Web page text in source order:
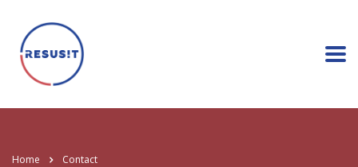
Home Contact